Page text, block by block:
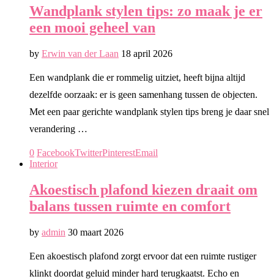
Wandplank stylen tips: zo maak je er
een mooi geheel van
by Erwin van der Laan 18 april 2026
Een wandplank die er rommelig uitziet, heeft bijna altijd
dezelfde oorzaak: er is geen samenhang tussen de objecten.
Met een paar gerichte wandplank stylen tips breng je daar snel
verandering …
0 FacebookTwitterPinterestEmail
Interior
Akoestisch plafond kiezen draait om
balans tussen ruimte en comfort
by admin 30 maart 2026
Een akoestisch plafond zorgt ervoor dat een ruimte rustiger
klinkt doordat geluid minder hard terugkaatst. Echo en